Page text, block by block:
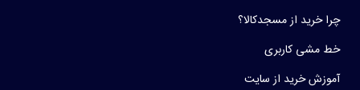
چرا خرید از مسجدکالا؟
خط مشی کاربری
آموزش خرید از سایت